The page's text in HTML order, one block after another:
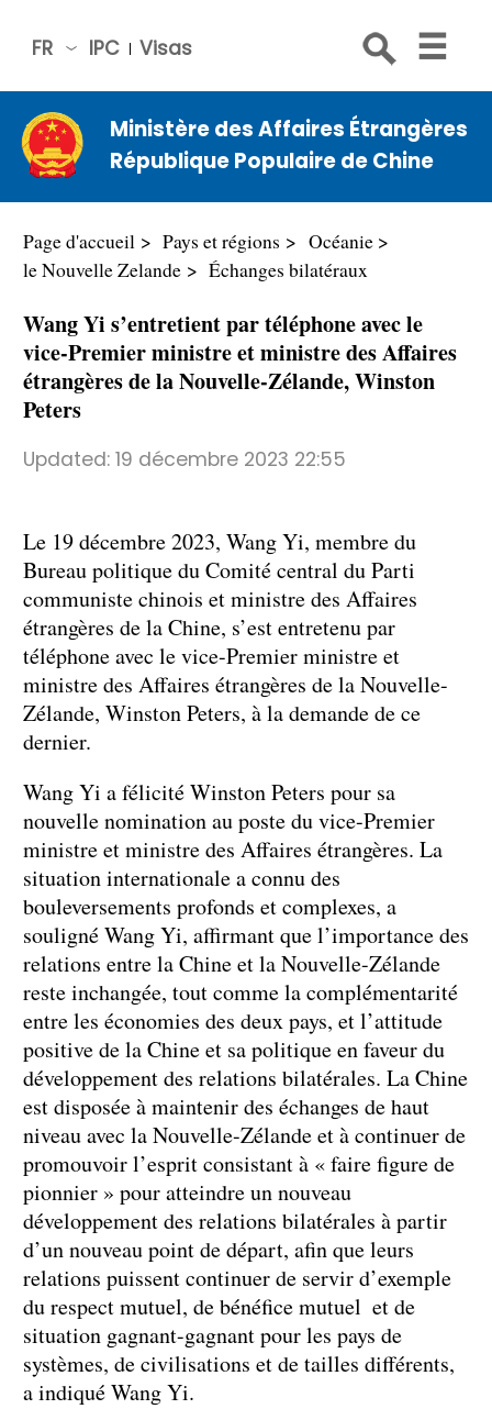
IPC Visas
FR
中文
Engli
sh
Русс
Espa
عربي
Ministère des Affaires Étrangères
République Populaire de Chine
Page d'accueil Pays et régions
Océanie
le Nouvelle Zelande
Échanges bilatéraux
Wang Yi s’entretient par téléphone avec le
vice-Premier ministre et ministre des Affaires
étrangères de la Nouvelle-Zélande, Winston
Peters
Updated: 19 décembre 2023 22:55
Le 19 décembre 2023, Wang Yi, membre du
Bureau politique du Comité central du Parti
communiste chinois et ministre des Affaires
étrangères de la Chine, s’est entretenu par
téléphone avec le vice-Premier ministre et
ministre des Affaires étrangères de la Nouvelle-
Zélande, Winston Peters, à la demande de ce
dernier.
Wang Yi a félicité Winston Peters pour sa
nouvelle nomination au poste du vice-Premier
ministre et ministre des Affaires étrangères. La
situation internationale a connu des
bouleversements profonds et complexes, a
souligné Wang Yi, affirmant que l’importance des
relations entre la Chine et la Nouvelle-Zélande
reste inchangée, tout comme la complémentarité
entre les économies des deux pays, et l’attitude
positive de la Chine et sa politique en faveur du
développement des relations bilatérales. La Chine
est disposée à maintenir des échanges de haut
niveau avec la Nouvelle-Zélande et à continuer de
promouvoir l’esprit consistant à « faire figure de
pionnier » pour atteindre un nouveau
développement des relations bilatérales à partir
d’un nouveau point de départ, afin que leurs
relations puissent continuer de servir d’exemple
du respect mutuel, de bénéfice mutuel et de
situation gagnant-gagnant pour les pays de
systèmes, de civilisations et de tailles différents,
a indiqué Wang Yi.